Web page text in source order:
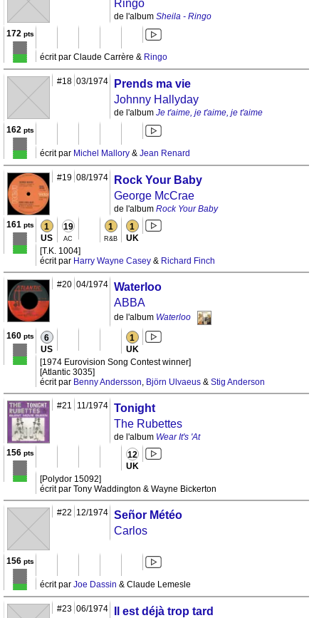
Ringo
de l'album Sheila - Ringo
172 pts
écrit par Claude Carrère & Ringo
#18 03/1974
Prends ma vie
Johnny Hallyday
de l'album Je t'aime, je t'aime, je t'aime
162 pts
écrit par Michel Mallory & Jean Renard
#19 08/1974
Rock Your Baby
George McCrae
de l'album Rock Your Baby
161 pts 1
US
19
AC
1
R&B
1
UK
[T.K. 1004]
écrit par Harry Wayne Casey & Richard Finch
#20 04/1974 Waterloo
ABBA
de l'album Waterloo
160pts 6
US
1
UK
[1974 Eurovision Song Contest winner]
[Atlantic 3035]
écrit par Benny Andersson, Björn Ulvaeus & Stig Anderson
#21 11/1974
Tonight
The Rubettes
de l'album Wear It's 'At
156pts 12
UK
[Polydor 15092]
écrit par Tony Waddington & Wayne Bickerton
#22 12/1974 Señor Météo
Carlos
156pts
écrit par Joe Dassin & Claude Lemesle
#23 06/1974
Il est déjà trop tard